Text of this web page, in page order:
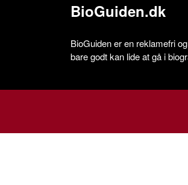
BioGuiden.dk
BioGuiden er en reklamefri
bare godt kan lide at gå i